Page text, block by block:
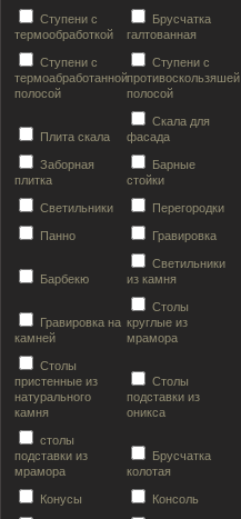
Ступени с
термообработкой
Брусчатка
галтованная
Ступени с
термоабработанной
полосой
Ступени с
противоскользяшей
полосой
Плита скала
Скала для
фасада
Заборная
плитка
Барные
стойки
Светильники Перегородки
Панно Гравировка
Барбекю
Светильники
из камня
Гравировка на
камней
Столы
круглые из
мрамора
Столы
пристенные из
натурального
камня
Столы
подставки из
оникса
столы
подставки из
мрамора
Брусчатка
колотая
Конусы Консоль